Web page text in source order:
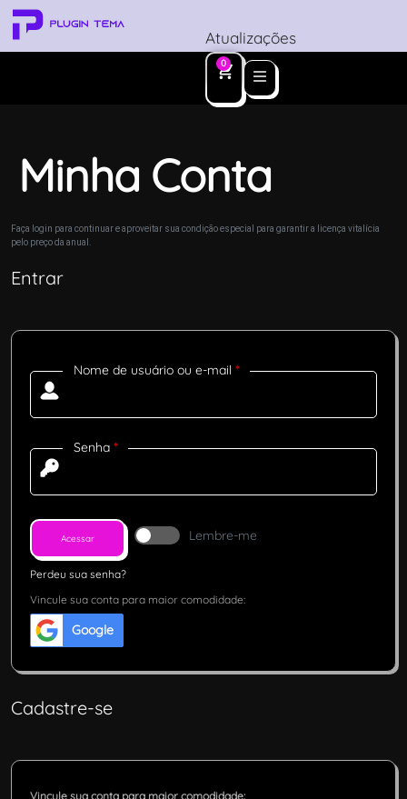
Atualizações
0
Minha Conta
Faça login para continuar e aproveitar sua condição especial para garantir a licença vitalícia
pelo preço da anual.
Entrar
Nome de usuário ou e-mail*
Senha*
Lembre-me
Acessar
Perdeu sua senha?
Vincule sua conta para maior comodidade:
Google
Cadastre-se
Vincule sua conta para maior comodidade: